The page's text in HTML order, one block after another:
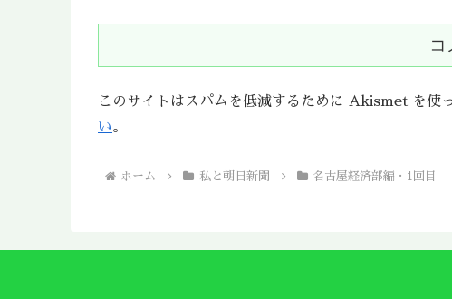
このサイトはスパムを低減するために Akismet を使
い。
ホーム 私と朝日新聞 名古屋経済部編・1回目